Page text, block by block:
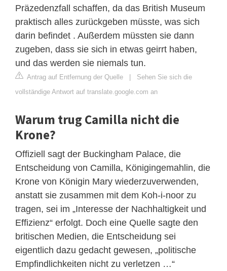
Präzedenzfall schaffen, da das British Museum
praktisch alles zurückgeben müsste, was sich
darin befindet . Außerdem müssten sie dann
zugeben, dass sie sich in etwas geirrt haben,
und das werden sie niemals tun.
Antrag auf Entfernung der Quelle | Sehen Sie sich die
vollständige Antwort auf translate.google.com an
Warum trug Camilla nicht die
Krone?
Offiziell sagt der Buckingham Palace, die
Entscheidung von Camilla, Königingemahlin, die
Krone von Königin Mary wiederzuverwenden,
anstatt sie zusammen mit dem Koh-i-noor zu
tragen, sei im „Interesse der Nachhaltigkeit und
Effizienz“ erfolgt. Doch eine Quelle sagte den
britischen Medien, die Entscheidung sei
eigentlich dazu gedacht gewesen, „politische
Empfindlichkeiten nicht zu verletzen …“